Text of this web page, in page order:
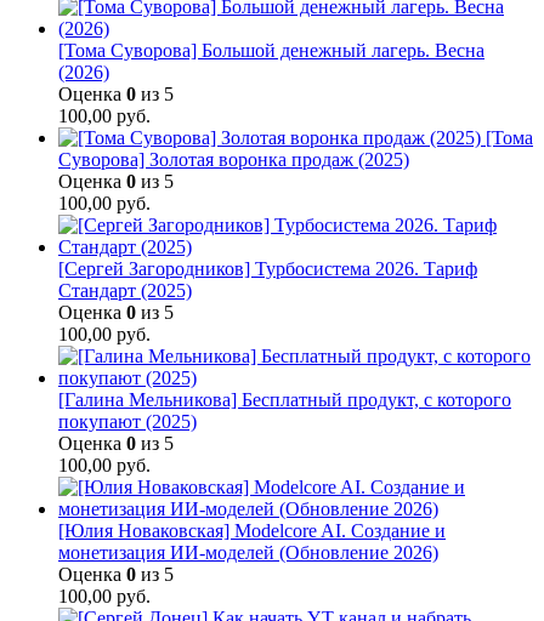
[Тома Суворова] Большой денежный лагерь. Весна
(2026)
Оценка 0 из 5
100,00 руб.
[Тома
Суворова] Золотая воронка продаж (2025)
Оценка 0 из 5
100,00 руб.
[Сергей Загородников] Турбосистема 2026. Тариф
Стандарт (2025)
Оценка 0 из 5
100,00 руб.
[Галина Мельникова] Бесплатный продукт, с которого
покупают (2025)
Оценка 0 из 5
100,00 руб.
[Юлия Новаковская] Modelcore AI. Создание и
монетизация ИИ-моделей (Обновление 2026)
Оценка 0 из 5
100,00 руб.